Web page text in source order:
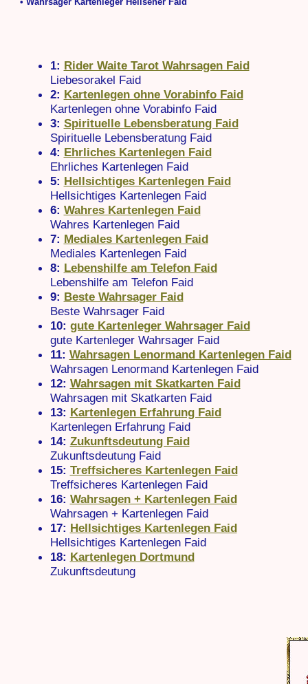
1: Rider Waite Tarot Wahrsagen Faid
Liebesorakel Faid
2: Kartenlegen ohne Vorabinfo Faid
Kartenlegen ohne Vorabinfo Faid
3: Spirituelle Lebensberatung Faid
Spirituelle Lebensberatung Faid
4: Ehrliches Kartenlegen Faid
Ehrliches Kartenlegen Faid
5: Hellsichtiges Kartenlegen Faid
Hellsichtiges Kartenlegen Faid
6: Wahres Kartenlegen Faid
Wahres Kartenlegen Faid
7: Mediales Kartenlegen Faid
Mediales Kartenlegen Faid
8: Lebenshilfe am Telefon Faid
Lebenshilfe am Telefon Faid
9: Beste Wahrsager Faid
Beste Wahrsager Faid
10: gute Kartenleger Wahrsager Faid
gute Kartenleger Wahrsager Faid
11: Wahrsagen Lenormand Kartenlegen Faid
Wahrsagen Lenormand Kartenlegen Faid
12: Wahrsagen mit Skatkarten Faid
Wahrsagen mit Skatkarten Faid
13: Kartenlegen Erfahrung Faid
Kartenlegen Erfahrung Faid
14: Zukunftsdeutung Faid
Zukunftsdeutung Faid
15: Treffsicheres Kartenlegen Faid
Treffsicheres Kartenlegen Faid
16: Wahrsagen + Kartenlegen Faid
Wahrsagen + Kartenlegen Faid
17: Hellsichtiges Kartenlegen Faid
Hellsichtiges Kartenlegen Faid
18: Kartenlegen Dortmund
Zukunftsdeutung